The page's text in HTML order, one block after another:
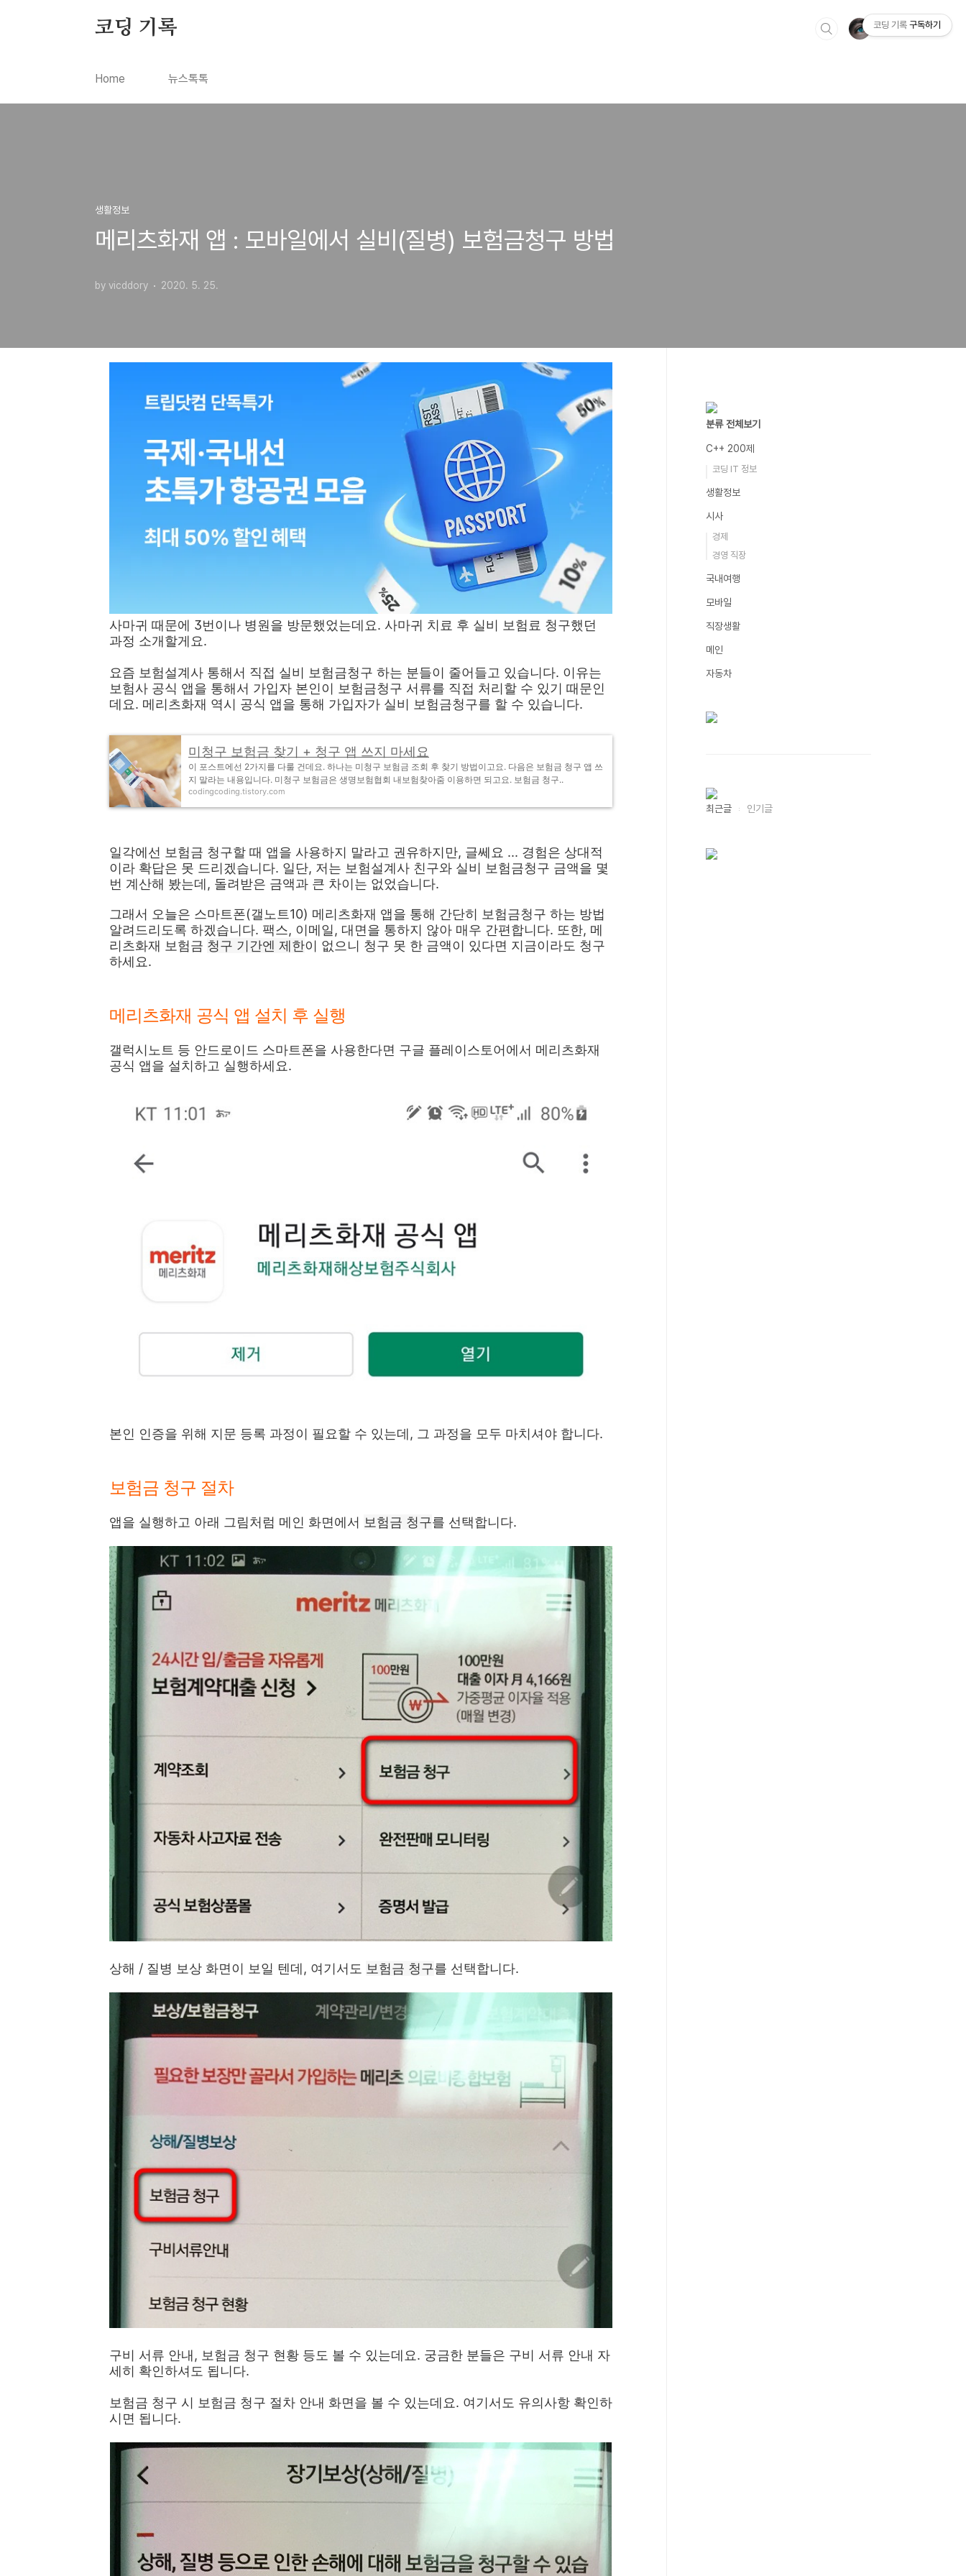
코딩 기록
Home 뉴스톡톡
생활정보
메리츠화재 앱 : 모바일에서 실비(질병) 보험금청구 방법
by vicddory 2020. 5. 25.
사마귀 때문에 3번이나 병원을 방문했었는데요. 사마귀 치료 후 실비 보험료 청구했던
과정 소개할게요.
요즘 보험설계사 통해서 직접 실비 보험금청구 하는 분들이 줄어들고 있습니다. 이유는
보험사 공식 앱을 통해서 가입자 본인이 보험금청구 서류를 직접 처리할 수 있기 때문인
데요. 메리츠화재 역시 공식 앱을 통해 가입자가 실비 보험금청구를 할 수 있습니다.
미청구 보험금 찾기 + 청구 앱 쓰지 마세요
이 포스트에선 2가지를 다룰 건데요. 하나는 미청구 보험금 조회 후 찾기 방법이고요. 다음은 보험금 청구 앱 쓰
지 말라는 내용입니다. 미청구 보험금은 생명보험협회 내보험찾아줌 이용하면 되고요. 보험금 청구..
codingcoding.tistory.com
일각에선 보험금 청구할 때 앱을 사용하지 말라고 권유하지만, 글쎄요 ... 경험은 상대적
이라 확답은 못 드리겠습니다. 일단, 저는 보험설계사 친구와 실비 보험금청구 금액을 몇
번 계산해 봤는데, 돌려받은 금액과 큰 차이는 없었습니다.
그래서 오늘은 스마트폰(갤노트10) 메리츠화재 앱을 통해 간단히 보험금청구 하는 방법
알려드리도록 하겠습니다. 팩스, 이메일, 대면을 통하지 않아 매우 간편합니다. 또한, 메
리츠화재 보험금 청구 기간엔 제한이 없으니 청구 못 한 금액이 있다면 지금이라도 청구
하세요.
메리츠화재 공식 앱 설치 후 실행
갤럭시노트 등 안드로이드 스마트폰을 사용한다면 구글 플레이스토어에서 메리츠화재
공식 앱을 설치하고 실행하세요.
본인 인증을 위해 지문 등록 과정이 필요할 수 있는데, 그 과정을 모두 마치셔야 합니다.
보험금 청구 절차
앱을 실행하고 아래 그림처럼 메인 화면에서 보험금 청구를 선택합니다.
상해 / 질병 보상 화면이 보일 텐데, 여기서도 보험금 청구를 선택합니다.
구비 서류 안내, 보험금 청구 현황 등도 볼 수 있는데요. 궁금한 분들은 구비 서류 안내 자
세히 확인하셔도 됩니다.
보험금 청구 시 보험금 청구 절차 안내 화면을 볼 수 있는데요. 여기서도 유의사항 확인하
시면 됩니다.
분류 전체보기
C++ 200제
코딩 IT 정보
생활정보
시사
경제
경영 직장
국내여행
모바일
직장생활
메인
자동차
최근글 인기글
코딩 기록 구독하기